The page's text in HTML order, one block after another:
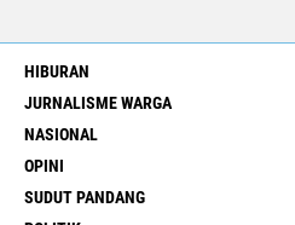
HIBURAN
JURNALISME WARGA
NASIONAL
OPINI
SUDUT PANDANG